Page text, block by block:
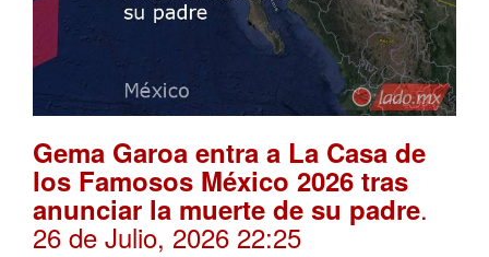
Gema Garoa entra a La Casa de
los Famosos México 2026 tras
anunciar la muerte de su padre.
26 de Julio, 2026 22:25